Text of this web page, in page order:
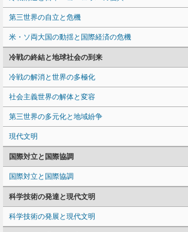
第三世界の自立と危機
米・ソ両大国の動揺と国際経済の危機
冷戦の終結と地球社会の到来
冷戦の解消と世界の多極化
社会主義世界の解体と変容
第三世界の多元化と地域紛争
現代文明
国際対立と国際協調
国際対立と国際協調
科学技術の発達と現代文明
科学技術の発展と現代文明